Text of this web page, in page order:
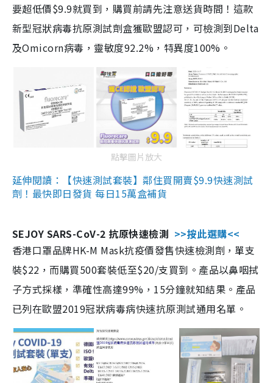
要超低價$9.9就買到，購買前請先注意送貨時間！這款
新型冠狀病毒抗原測試劑盒獲歐盟認可，可檢測到Delta
及Omicorn病毒，靈敏度92.2%，特異度100%。
點擊圖片放大
延伸閱讀：【快速測試套裝】鄰住買開賣$9.9快速測試
劑！最快即日發貨 每日15萬盒補貨
SEJOY SARS-CoV-2 抗原快速檢測 >>按此選購<<
香港口罩品牌HK-M Mask抗疫價發售快速檢測劑，單支
裝$22，而購買500套裝低至$20/支買到。產品以鼻咽拭
子方式採樣，準確性高達99%，15分鐘就知結果。產品
已列在歐盟2019冠狀病毒病快速抗原測試通用名單。